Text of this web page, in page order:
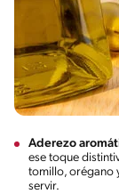
Aderezo
ese toque
tomillo, orégano
servir.